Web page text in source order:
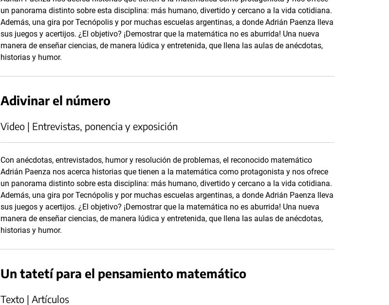
un panorama distinto sobre esta disciplina: más humano, divertido y cercano a la vida cotidiana.
Además, una gira por Tecnópolis y por muchas escuelas argentinas, a donde Adrián Paenza lleva
sus juegos y acertijos. ¿El objetivo? ¡Demostrar que la matemática no es aburrida! Una nueva
manera de enseñar ciencias, de manera lúdica y entretenida, que llena las aulas de anécdotas,
historias y humor.
Adivinar el número
Video | Entrevistas, ponencia y exposición
Con anécdotas, entrevistados, humor y resolución de problemas, el reconocido matemático
Adrián Paenza nos acerca historias que tienen a la matemática como protagonista y nos ofrece
un panorama distinto sobre esta disciplina: más humano, divertido y cercano a la vida cotidiana.
Además, una gira por Tecnópolis y por muchas escuelas argentinas, a donde Adrián Paenza lleva
sus juegos y acertijos. ¿El objetivo? ¡Demostrar que la matemática no es aburrida! Una nueva
manera de enseñar ciencias, de manera lúdica y entretenida, que llena las aulas de anécdotas,
historias y humor.
Un tatetí para el pensamiento matemático
Texto | Artículos